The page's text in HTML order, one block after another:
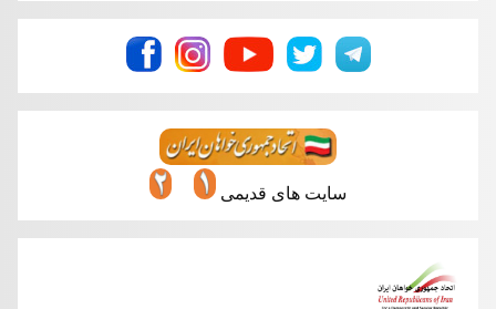
سایت های قدیمی